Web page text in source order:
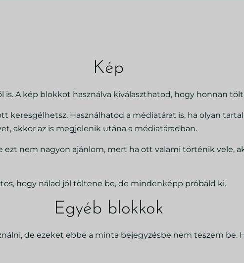
Kép
A kép blokkot használva kiválaszthatod, hogy honnan
keresgélhetsz. Használhatod a médiatárat is, ha olyan
akkor az is megjelenik utána a médiatáradban.
nem nagyon ajánlom, mert ha ott valami történik vele,
hogy nálad jól töltene be, de mindenképp próbáld ki.
Egyéb blokkok
de ezeket ebbe a minta bejegyzésbe nem teszem be.